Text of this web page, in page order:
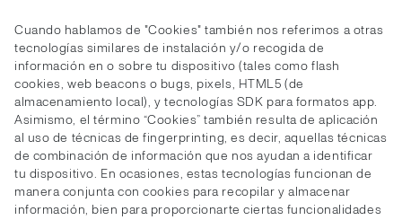
Cuando hablamos de "Cookies" también nos referimos a otras
tecnologías similares de instalación y/o recogida de
información en o sobre tu dispositivo (tales como flash
cookies, web beacons o bugs, pixels, HTML5 (de
almacenamiento local), y tecnologías SDK para formatos app.
Asimismo, el término “Cookies” también resulta de aplicación
al uso de técnicas de fingerprinting, es decir, aquellas técnicas
de combinación de información que nos ayudan a identificar
tu dispositivo. En ocasiones, estas tecnologías funcionan de
manera conjunta con cookies para recopilar y almacenar
información, bien para proporcionarte ciertas funcionalidades